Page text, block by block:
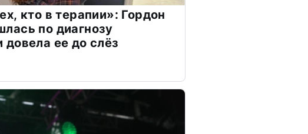
кто в терапии»: Гордон
по диагнозу
ее до слёз